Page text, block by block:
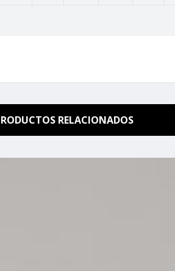
RELACIONADOS